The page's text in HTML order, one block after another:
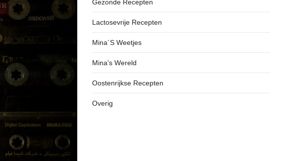
Gezonde Recepten
Lactosevrije Recepten
Mina´s Weetjes
Mina's Wereld
Oostenrijkse Recepten
Overig